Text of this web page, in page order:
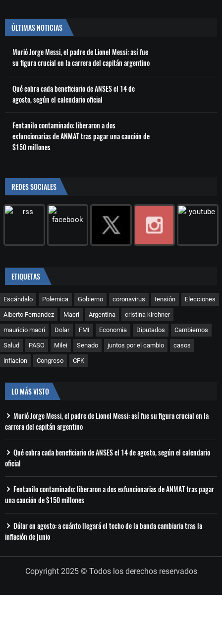
ÚLTIMAS NOTICIAS
Murió Jorge Messi, el padre de Lionel Messi: así fue
su figura crucial en la carrera del capitán argentino
Qué cobra cada beneficiario de ANSES el 14 de
agosto, según el calendario oficial
Fentanilo contaminado: liberaron a dos
exfuncionarias de ANMAT tras pagar una caución de
$150 millones
REDES SOCIALES
ETIQUETAS
Escándalo Polemica Gobierno coronavirus tensión Elecciones
Alberto Fernandez Macri Argentina cristina kirchner
mauricio macri Dolar FMI Economia Diputados Cambiemos
Salud PASO Milei Senado juntos por el cambio casos
inflacion Congreso CFK
LO MÁS VISTO
Murió Jorge Messi, el padre de Lionel Messi: así fue su figura crucial en la
carrera del capitán argentino
Qué cobra cada beneficiario de ANSES el 14 de agosto, según el calendario
oficial
Fentanilo contaminado: liberaron a dos exfuncionarias de ANMAT tras pagar
una caución de $150 millones
Dólar en agosto: a cuánto llegará el techo de la banda cambiaria tras la
inflación de junio
Copyright 2025 © Todos los derechos reservados